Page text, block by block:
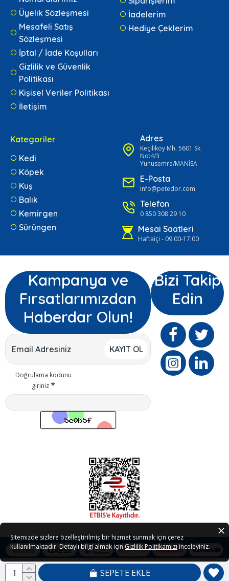
SEPETE EKLE
Üyelik Sözleşmesi
Mesafeli Satış
Sözleşmesi
İptal / İade Koşulları
Gizlilik ve Güvenlik
Politikası
Kişisel Veriler Politikası
İletişim
İadelerim
Hediye Çeklerim
Kategoriler
Kedi
Köpek
Kuş
Balık
Kemirgen
Sürüngen
Adres
Keçiliköy Mh. 5601 Sk.
No:4/3
Yunusemre/MANİSA
E-Posta
info@petedor.com
Telefon
0 850 308 29 10
Mesai Saatleri
Haftaiçi - 09:00-17:00
Kampanya ve
Fırsatlarımızdan
Haberdar Olun!
KAYIT OL
Doğrulama kodunu
giriniz
Bizi Takip
Edin
Sitemizde sizlere özelleştirilmiş bir hizmet sunmak için çerez
kullanılmaktadır. Detaylı bilgi almak için Gizlilik Politikamızı inceleyiniz.